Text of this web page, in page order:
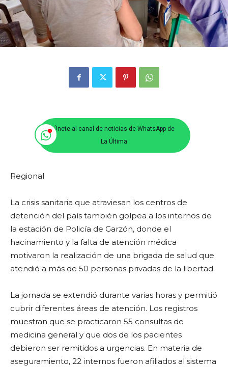
Únete al canal de noticias de WhatsApp de
La Última
Regional
La crisis sanitaria que atraviesan los centros de
detención del país también golpea a los internos de
la estación de Policía de Garzón, donde el
hacinamiento y la falta de atención médica
motivaron la realización de una brigada de salud que
atendió a más de 50 personas privadas de la libertad.
La jornada se extendió durante varias horas y permitió
cubrir diferentes áreas de atención. Los registros
muestran que se practicaron 55 consultas de
medicina general y que dos de los pacientes
debieron ser remitidos a urgencias. En materia de
aseguramiento, 22 internos fueron afiliados al sistema